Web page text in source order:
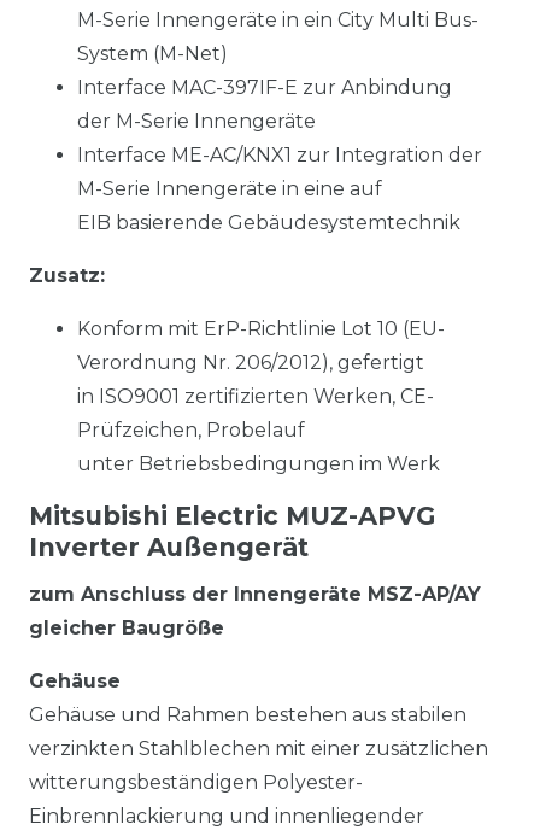
M-Serie Innengeräte in ein City Multi Bus-
System (M-Net)
Interface MAC-397IF-E zur Anbindung
der M-Serie Innengeräte
Interface ME-AC/KNX1 zur Integration der
M-Serie Innengeräte in eine auf
EIB basierende Gebäudesystemtechnik
Zusatz:
Konform mit ErP-Richtlinie Lot 10 (EU-
Verordnung Nr. 206/2012), gefertigt
in ISO9001 zertifizierten Werken, CE-
Prüfzeichen, Probelauf
unter Betriebsbedingungen im Werk
Mitsubishi Electric MUZ-APVG
Inverter Außengerät
zum Anschluss der Innengeräte MSZ-AP/AY
gleicher Baugröße
Gehäuse
Gehäuse und Rahmen bestehen aus stabilen
verzinkten Stahlblechen mit einer zusätzlichen
witterungsbeständigen Polyester-
Einbrennlackierung und innenliegender